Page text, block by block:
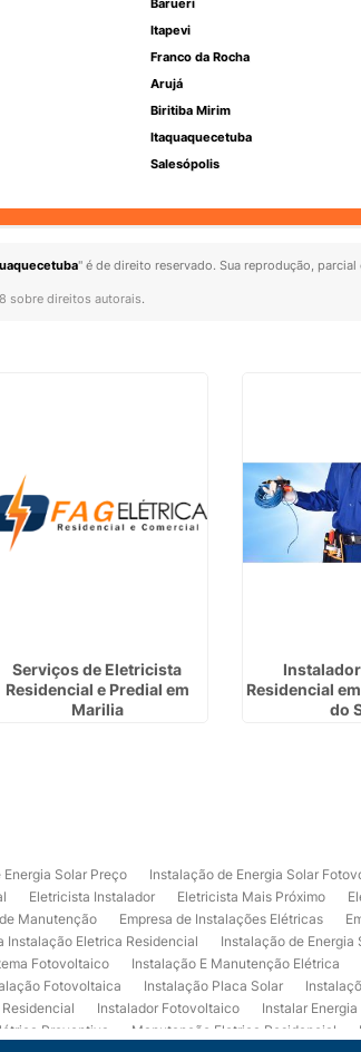
Barueri
Itapevi
Franco da Rocha
Arujá
Biritiba Mirim
Itaquaquecetuba
Salesópolis
" é de direito reservado. Sua reprodução,
sobre direitos autorais.
Serviços de Eletricista
Residencial e Predial em
Marilia
Residencial
do
Solar Preço Instalação de Energia Solar
Eletricista Instalador Eletricista Mais Próximo
Manutenção Empresa de Instalações Elétricas
Instalação Eletrica Residencial Instalação de Energia
Fotovoltaico Instalação E Manutenção Elétrica
Fotovoltaica Instalação Placa Solar
Instalador Fotovoltaico Instalar
Preventiva Manutenção Eletrica Residencial